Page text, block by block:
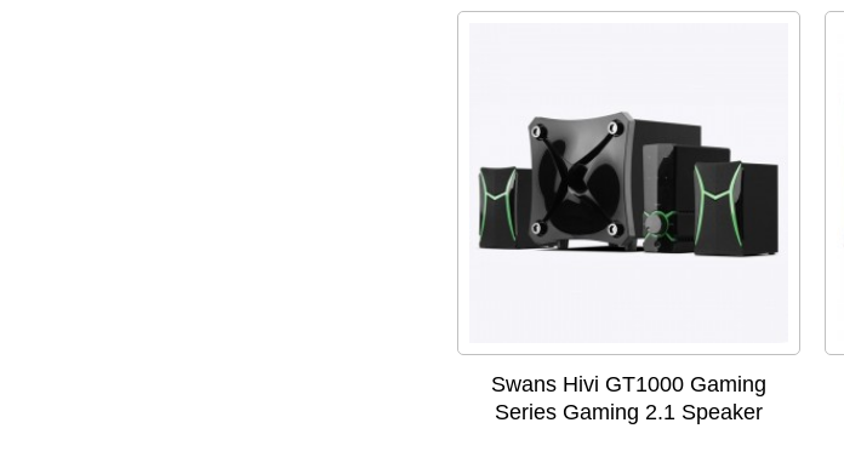
Swans Hivi GT1000 Gaming
Series Gaming 2.1 Speaker